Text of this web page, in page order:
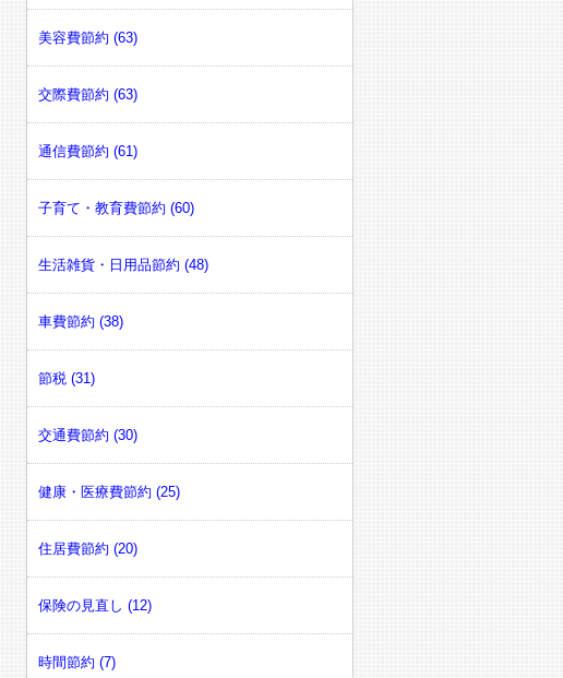
美容費節約 (63)
交際費節約 (63)
通信費節約 (61)
子育て・教育費節約 (60)
生活雑貨・日用品節約 (48)
車費節約 (38)
節税 (31)
交通費節約 (30)
健康・医療費節約 (25)
住居費節約 (20)
保険の見直し (12)
時間節約 (7)